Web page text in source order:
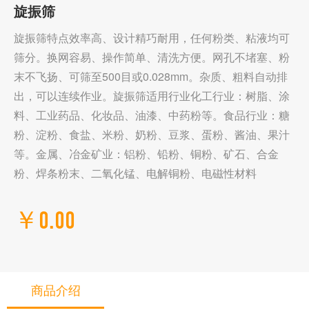
旋振筛
旋振筛特点效率高、设计精巧耐用，任何粉类、粘液均可
筛分。换网容易、操作简单、清洗方便。网孔不堵塞、粉
末不飞扬、可筛至500目或0.028mm。杂质、粗料自动排
出，可以连续作业。旋振筛适用行业化工行业：树脂、涂
料、工业药品、化妆品、油漆、中药粉等。食品行业：糖
粉、淀粉、食盐、米粉、奶粉、豆浆、蛋粉、酱油、果汁
等。金属、冶金矿业：铝粉、铅粉、铜粉、矿石、合金
粉、焊条粉末、二氧化锰、电解铜粉、电磁性材料
￥0.00
商品介绍